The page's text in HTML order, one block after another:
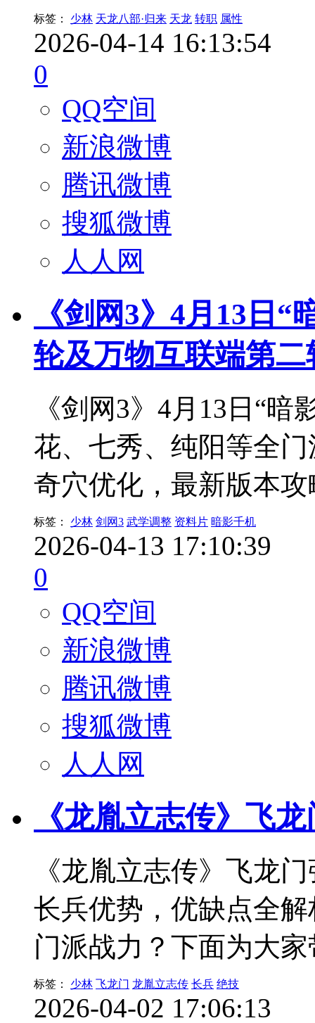
标签： 少林 天龙八部·归来 天龙 转职 属性
2026-04-14 16:13:54
0
QQ空间
新浪微博
腾讯微博
搜狐微博
人人网
《剑网3》4月13日
轮及万物互联端第
《剑网3》4月13日“
花、七秀、纯阳等全
奇穴优化，最新版本
标签： 少林 剑网3 武学调整 资料片 暗影千机
2026-04-13 17:10:39
0
QQ空间
新浪微博
腾讯微博
搜狐微博
人人网
《龙胤立志传》飞
《龙胤立志传》飞龙
长兵优势，优缺点全
门派战力？下面为大
标签： 少林 飞龙门 龙胤立志传 长兵 绝技
2026-04-02 17:06:13